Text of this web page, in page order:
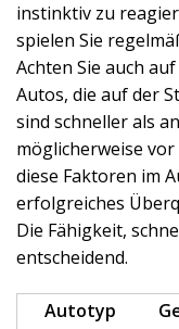
instinktiv zu
spielen Sie
Achten Sie auch
Autos, die auf der
sind schneller als
möglicherweise
diese Faktoren im
erfolgreiches
Die Fähigkeit,
entscheidend.
Autotyp